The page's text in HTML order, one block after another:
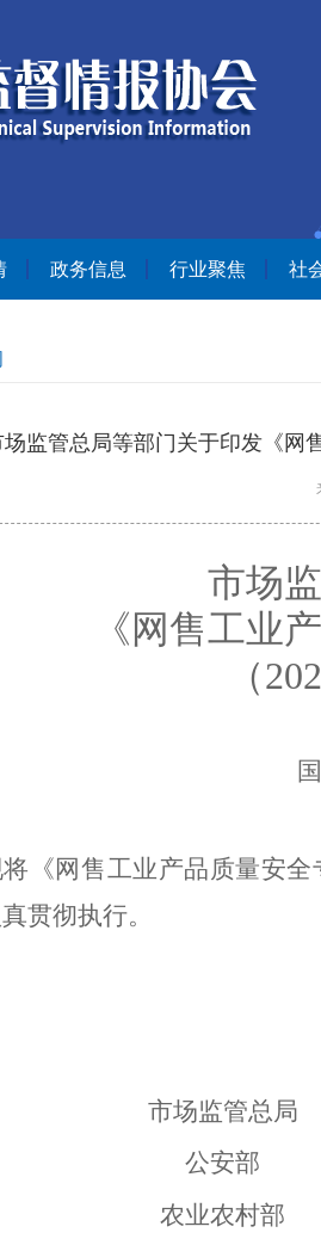
政务信息 行业聚焦 社
场监管总局等部门关于印发《网
市场
《网售工业
（
《网售工业产品质量安全
贯彻执行。
市场监管总局
公安部
农业农村部